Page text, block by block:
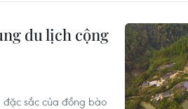
du lịch cộng
đặc sắc của đồng bào